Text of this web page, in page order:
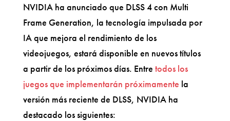
NVIDIA ha anunciado que DLSS 4 con Multi
Frame Generation, la tecnología impulsada por
IA que mejora el rendimiento de los
videojuegos, estará disponible en nuevos títulos
a partir de los próximos días. Entre todos los
juegos que implementarán próximamente la
versión más reciente de DLSS, NVIDIA ha
destacado los siguientes: